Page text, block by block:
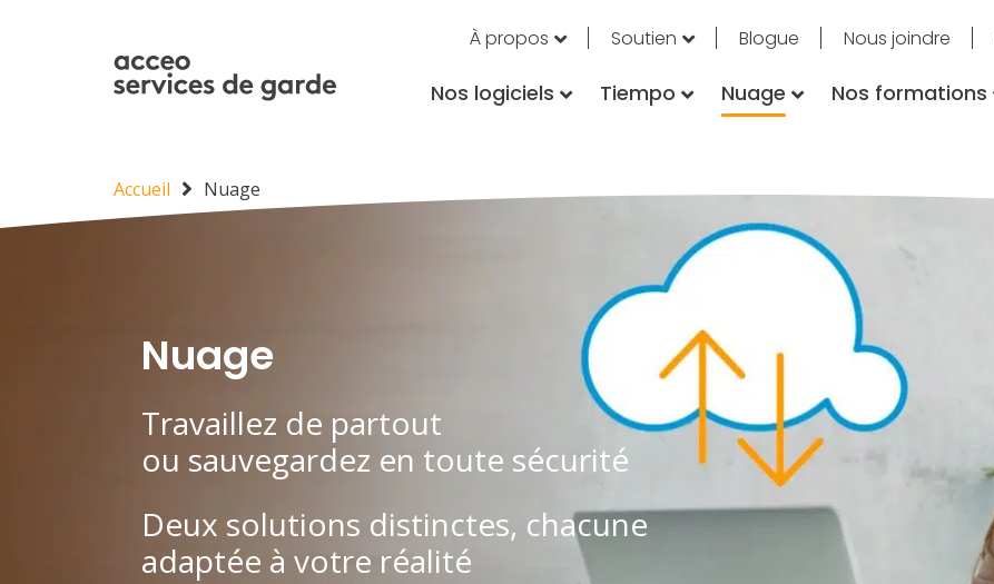
À propos Soutien Blogue Nous joindre
Nos logiciels Tiempo Nuage Nos formations
Accueil Nuage
Nuage
Travaillez de partout
ou sauvegardez en toute sécurité
Deux solutions distinctes, chacune
adaptée à votre réalité